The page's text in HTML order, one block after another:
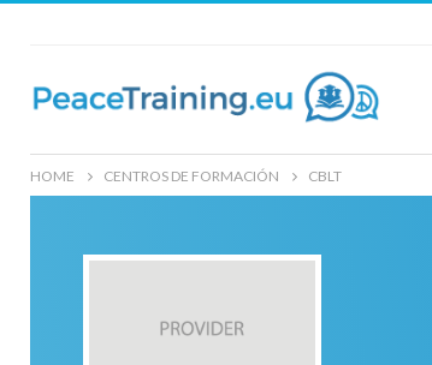
HOME CENTROS DE FORMACIÓN CBLT